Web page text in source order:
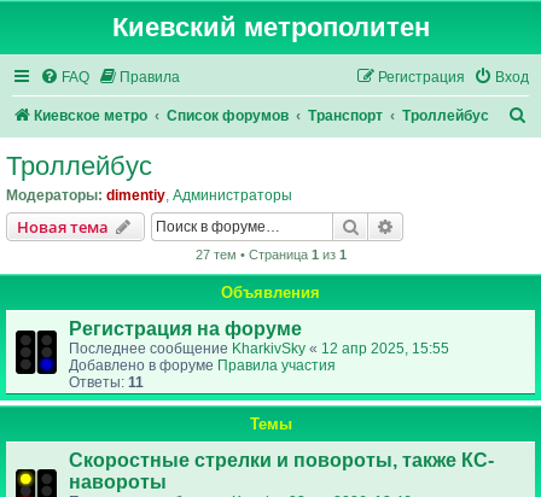
Киевский метрополитен
FAQ Правила Вход
Регистрация
Киевское метро Список форумов Транспорт Троллейбус
Троллейбус
Модераторы: dimentiy, Администраторы
Новая тема Поиск
27 тем • Страница 1из 1
Объявления
Регистрация на форуме
Последнее сообщение KharkivSky « 12 апр 2025, 15:55
Добавлено в форуме Правила участия
Ответы: 11
Темы
Скоростные стрелки и повороты, также КС-
навороты